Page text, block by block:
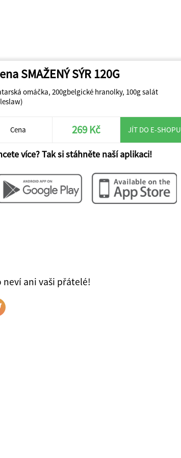
SMAŽENÝ SÝR 120G
omáčka, 200gbelgické hranolky, 100g salát
Cena 269 Kč JÍT DO E-SHOPU
více? Tak si stáhněte naší aplikaci!
neví ani vaši přátelé!